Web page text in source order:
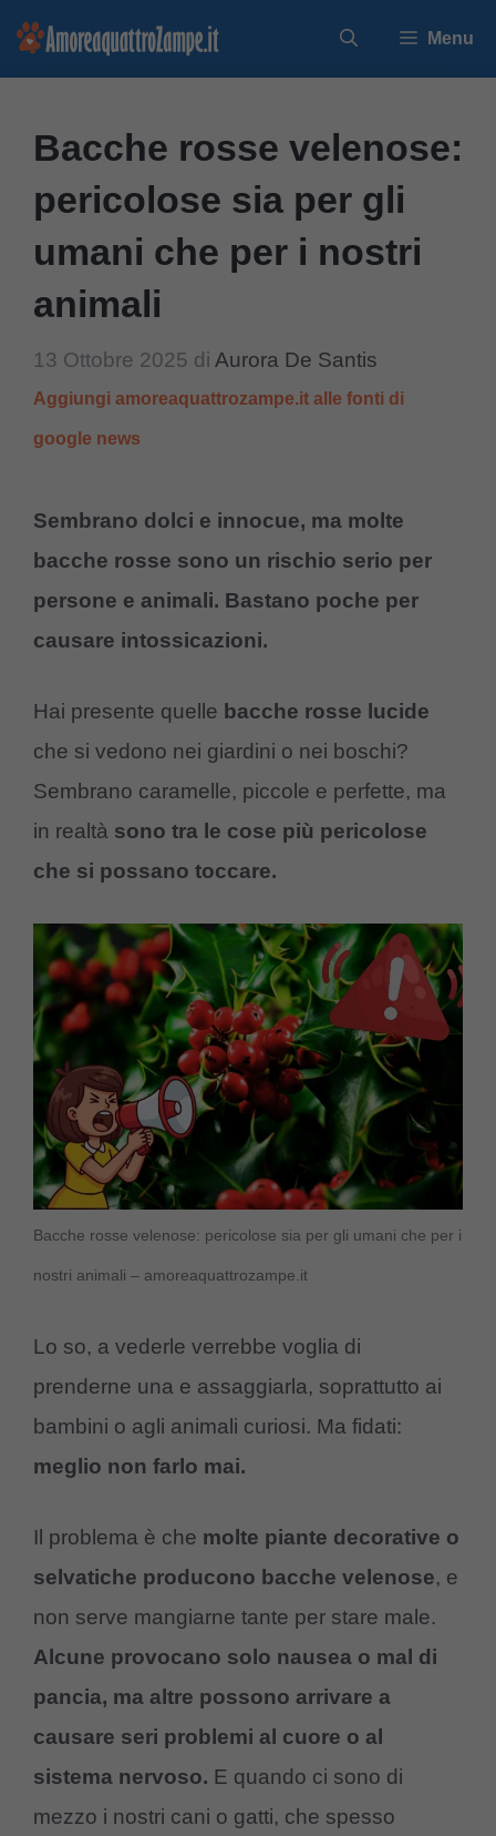
Vai
Menu
Bacche rosse velenose:
pericolose sia per gli
umani che per i nostri
animali
13 Ottobre 2025 di Aurora De Santis
Aggiungi amoreaquattrozampe.it alle fonti di
google news
Sembrano dolci e innocue, ma molte
bacche rosse sono un rischio serio per
persone e animali. Bastano poche per
causare intossicazioni.
Hai presente quelle bacche rosse lucide
che si vedono nei giardini o nei boschi?
Sembrano caramelle, piccole e perfette, ma
in realtà sono tra le cose più pericolose
che si possano toccare.
Bacche rosse velenose: pericolose sia per gli umani che per i
nostri animali – amoreaquattrozampe.it
Lo so, a vederle verrebbe voglia di
prenderne una e assaggiarla, soprattutto ai
bambini o agli animali curiosi. Ma fidati:
meglio non farlo mai.
Il problema è che molte piante decorative o
selvatiche producono bacche velenose, e
non serve mangiarne tante per stare male.
Alcune provocano solo nausea o mal di
pancia, ma altre possono arrivare a
causare seri problemi al cuore o al
sistema nervoso. E quando ci sono di
mezzo i nostri cani o gatti, che spesso